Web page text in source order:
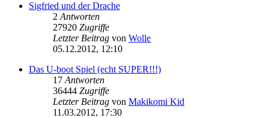
Sigfried und der Drache
2 Antworten
27920 Zugriffe
Letzter Beitrag von Wolle
05.12.2012, 12:10
Das U-boot Spiel (echt SUPER!!!)
17 Antworten
36444 Zugriffe
Letzter Beitrag von Makikomi Kid
11.03.2012, 17:30